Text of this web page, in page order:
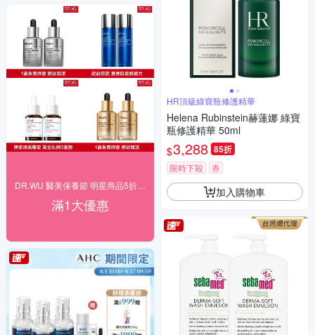
滿1大優惠
HR頂級綠寶瓶修護精華
Helena Rubinstein赫蓮娜 綠寶
瓶修護精華 50ml
$3,288 85折
限時下殺 券
加入購物車